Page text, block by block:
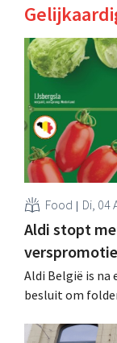
Food Di, 04
Aldi stopt
Aldi België is na
besluit om
werking